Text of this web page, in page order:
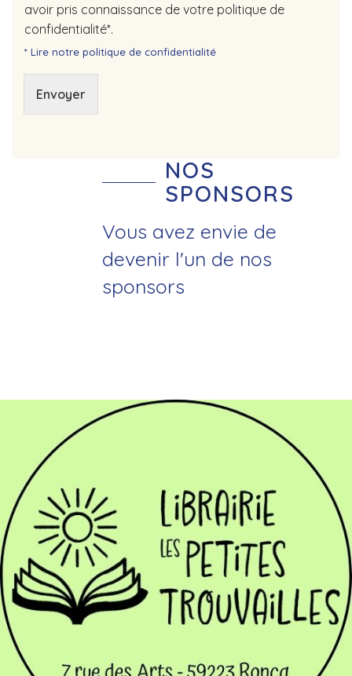
avoir pris connaissance de votre politique de
confidentialité*.
* Lire notre politique de confidentialité
Envoyer
NOS
SPONSORS
Vous avez envie de
devenir l'un de nos
sponsors